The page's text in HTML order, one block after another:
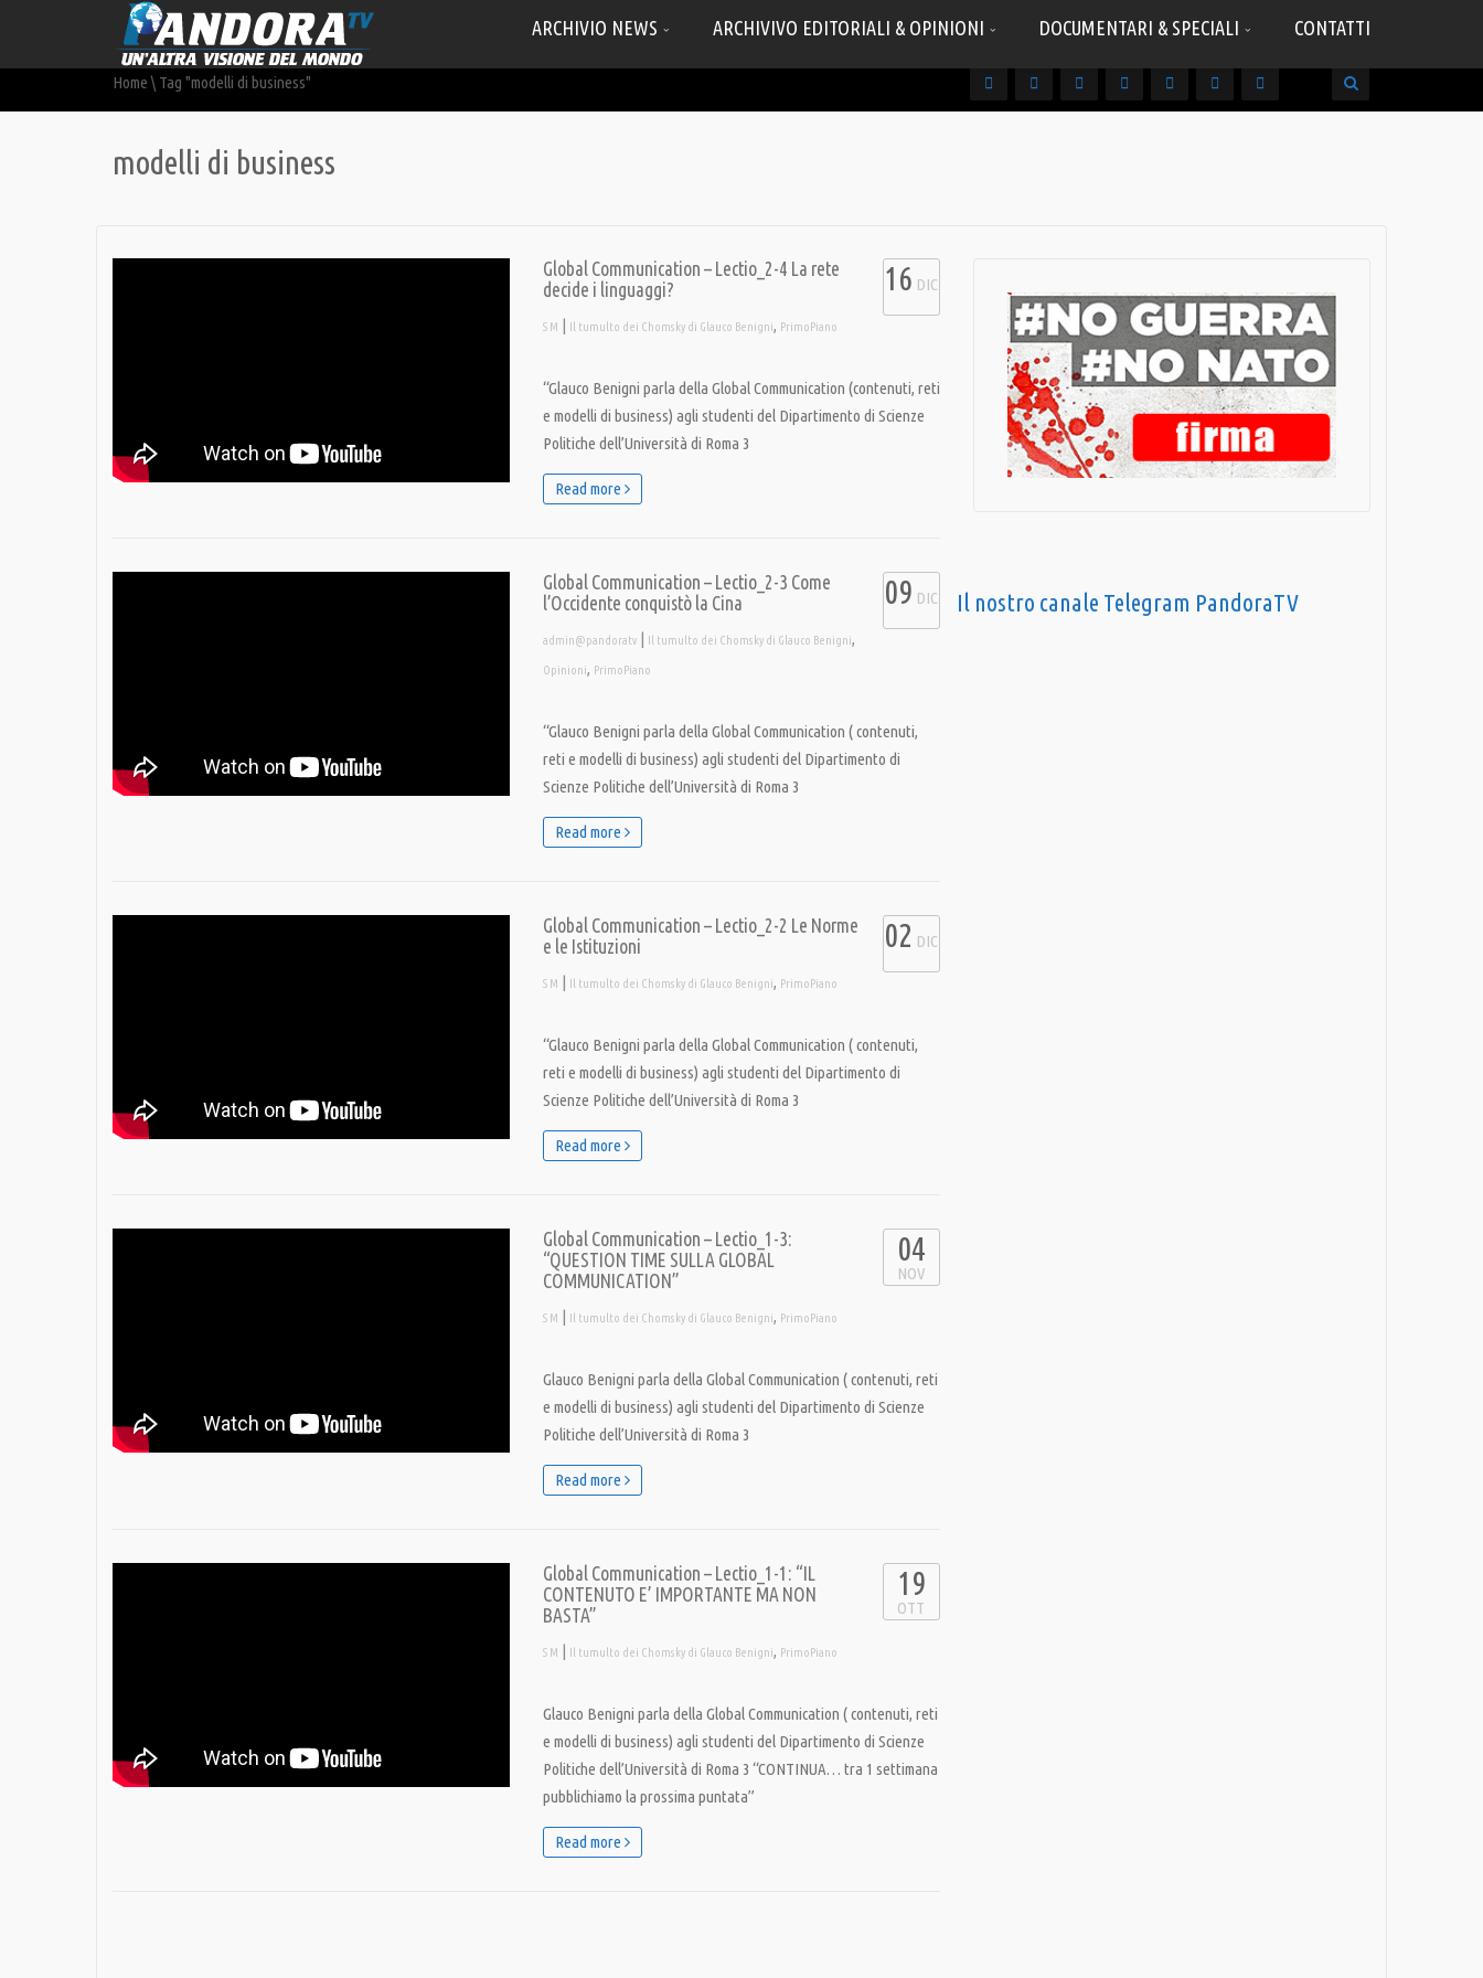
ARCHIVIO NEWS ARCHIVIVO EDITORIALI & OPINIONI DOCUMENTARI & SPECIALI CONTATTI
Home \ Tag "modelli di business"
modelli di business
Global Communication – Lectio_2-4 La rete
decide i linguaggi?
S M | Il tumulto dei Chomsky di Glauco Benigni, PrimoPiano
16 DIC
“Glauco Benigni parla della Global Communication (contenuti, reti
e modelli di business) agli studenti del Dipartimento di Scienze
Politiche dell’Università di Roma 3
Read more
Global Communication – Lectio_2-3 Come
l’Occidente conquistò la Cina
admin@pandoratv | Il tumulto dei Chomsky di Glauco Benigni,
Opinioni, PrimoPiano
09 DIC
“Glauco Benigni parla della Global Communication ( contenuti,
reti e modelli di business) agli studenti del Dipartimento di
Scienze Politiche dell’Università di Roma 3
Read more
Global Communication – Lectio_2-2 Le Norme
e le Istituzioni
S M | Il tumulto dei Chomsky di Glauco Benigni, PrimoPiano
02 DIC
“Glauco Benigni parla della Global Communication ( contenuti,
reti e modelli di business) agli studenti del Dipartimento di
Scienze Politiche dell’Università di Roma 3
Read more
Global Communication – Lectio_1-3:
“QUESTION TIME SULLA GLOBAL
COMMUNICATION”
S M | Il tumulto dei Chomsky di Glauco Benigni, PrimoPiano
04
NOV
Glauco Benigni parla della Global Communication ( contenuti, reti
e modelli di business) agli studenti del Dipartimento di Scienze
Politiche dell’Università di Roma 3
Read more
Global Communication – Lectio_1-1: “IL
CONTENUTO E’ IMPORTANTE MA NON
BASTA”
S M | Il tumulto dei Chomsky di Glauco Benigni, PrimoPiano
19
OTT
Glauco Benigni parla della Global Communication ( contenuti, reti
e modelli di business) agli studenti del Dipartimento di Scienze
Politiche dell’Università di Roma 3 “CONTINUA… tra 1 settimana
pubblichiamo la prossima puntata”
Read more
Il nostro canale Telegram PandoraTV